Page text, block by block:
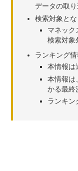
データの取
検索対象と
マネック
検索対象
ランキング
本情報は
本情報は
かる最終
ランキン